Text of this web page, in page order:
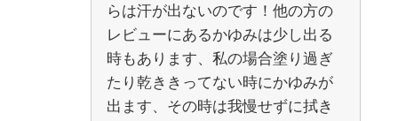
らは汗が出ないのです！他の方の
レビューにあるかゆみは少し出る
時もあります、私の場合塗り過ぎ
たり乾ききってない時にかゆみが
出ます、その時は我慢せずに拭き